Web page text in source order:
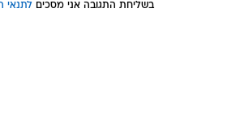
בשליחת התגובה אני מסכים לתנאי